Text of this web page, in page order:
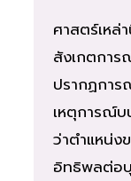
ศาสตร์เหล่
สังเกตการ
ปรากฏการ
เหตุการณ์บ
ว่าตำแหน่ง
อิทธิพลต่อ